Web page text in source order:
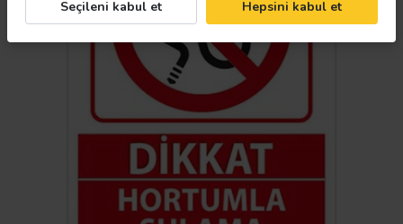
Seçileni kabul et Hepsini kabul et